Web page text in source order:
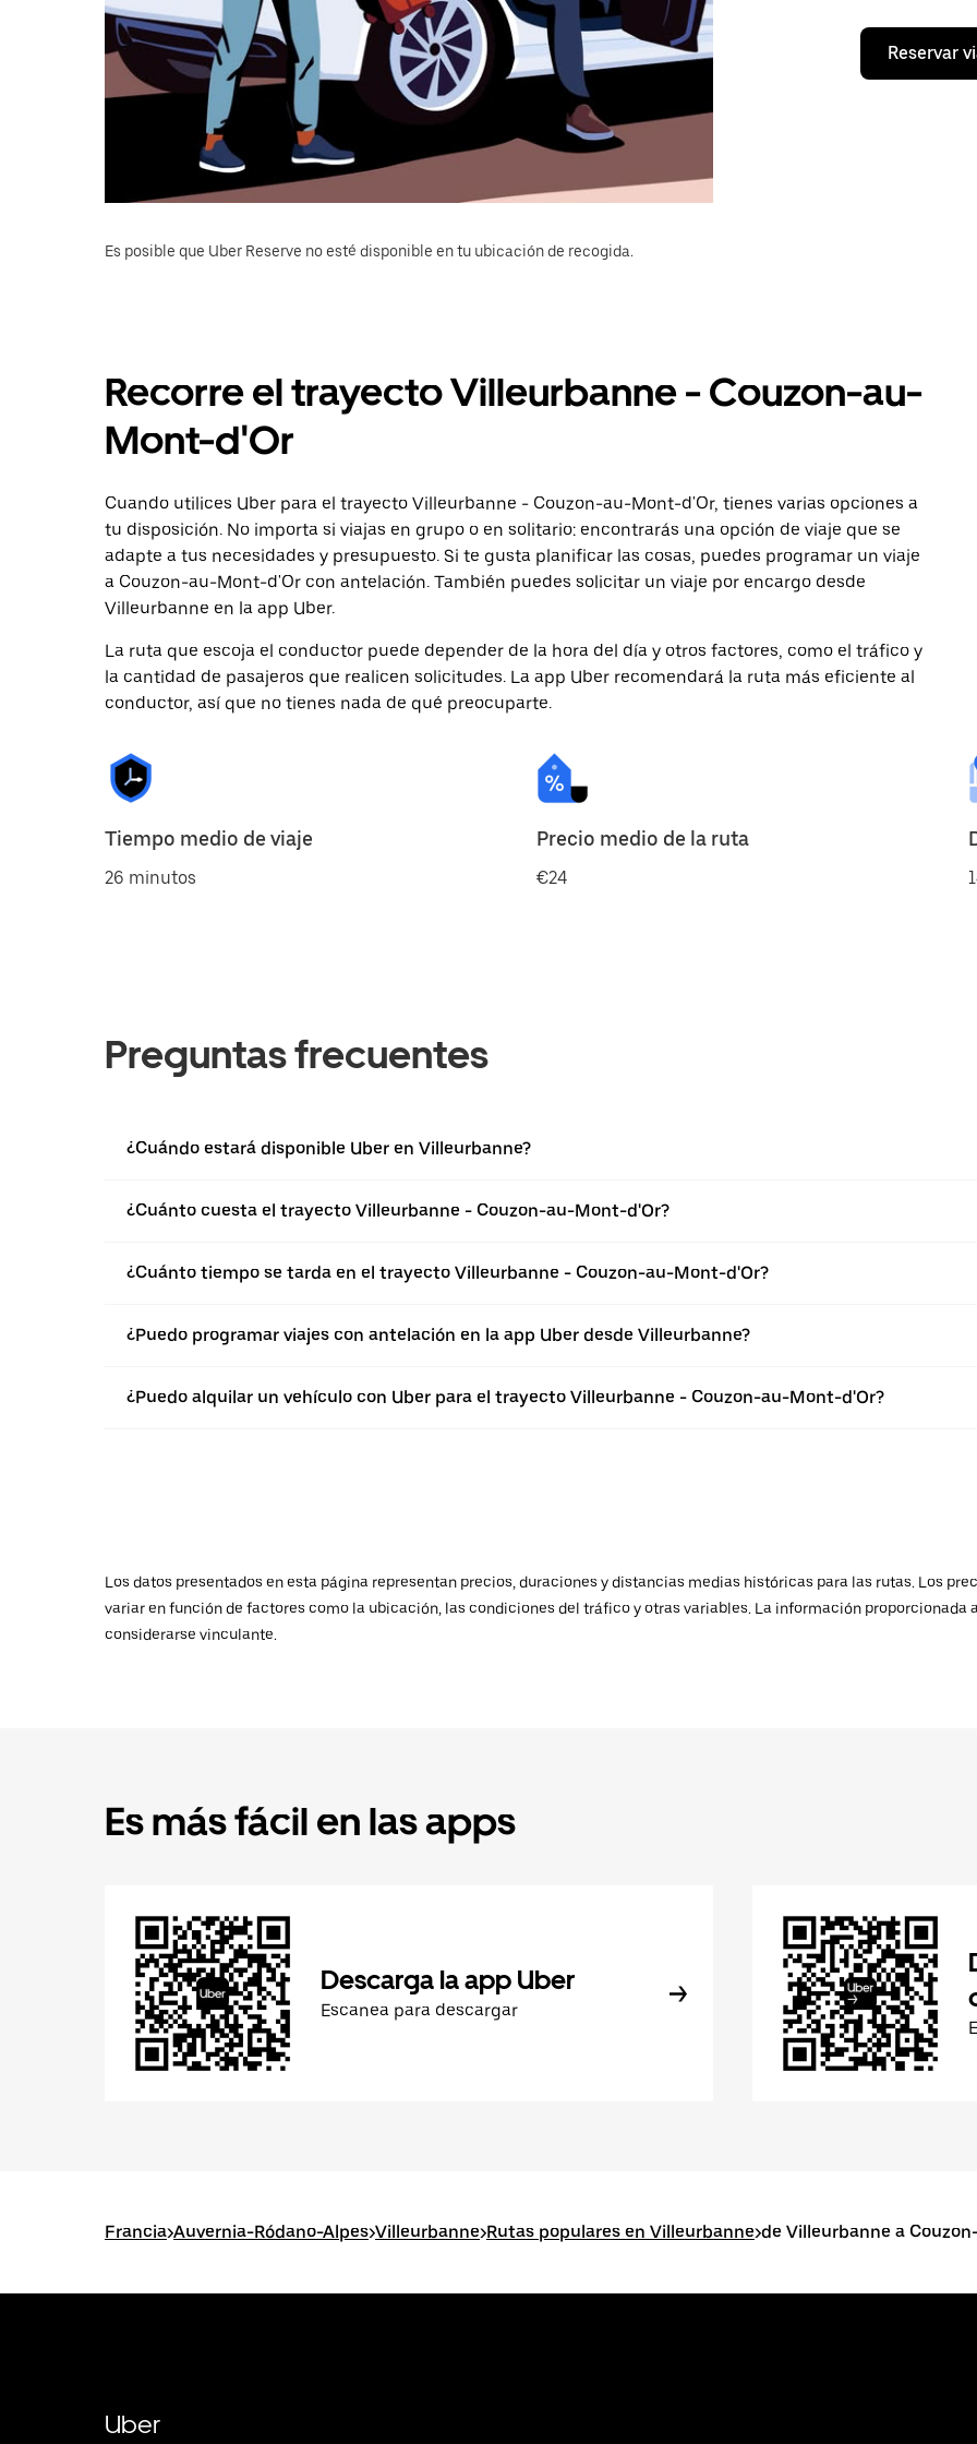
Reservar
Es posible que Uber Reserve no esté disponible en tu ubicación de recogida.
Recorre el trayecto Villeurbanne - Couzon-au-
Mont-d'Or
Cuando utilices Uber para el trayecto Villeurbanne - Couzon-au-Mont-d'Or, tienes varias opciones a
tu disposición. No importa si viajas en grupo o en solitario: encontrarás una opción de viaje que se
adapte a tus necesidades y presupuesto. Si te gusta planificar las cosas, puedes programar un viaje
a Couzon-au-Mont-d'Or con antelación. También puedes solicitar un viaje por encargo desde
Villeurbanne en la app Uber.
La ruta que escoja el conductor puede depender de la hora del día y otros factores, como el tráfico y
la cantidad de pasajeros que realicen solicitudes. La app Uber recomendará la ruta más eficiente al
conductor, así que no tienes nada de qué preocuparte.
Tiempo medio de viaje
26 minutos
Precio medio de la ruta
€24
Preguntas frecuentes
¿Cuándo estará disponible Uber en Villeurbanne?
¿Cuánto cuesta el trayecto Villeurbanne - Couzon-au-Mont-d'Or?
¿Cuánto tiempo se tarda en el trayecto Villeurbanne - Couzon-au-Mont-d'Or?
¿Puedo programar viajes con antelación en la app Uber desde Villeurbanne?
¿Puedo alquilar un vehículo con Uber para el trayecto Villeurbanne - Couzon-au-Mont-d'Or?
Los datos presentados en esta página representan precios, duraciones y distancias medias históricas para las rutas. Los
variar en función de factores como la ubicación, las condiciones del tráfico y otras variables. La información proporcionada
considerarse vinculante.
Es más fácil en las apps
Descarga la app Uber
Escanea para descargar
Francia>Auvernia-Ródano-Alpes>Villeurbanne>Rutas populares en Villeurbanne>de Villeurbanne a
Uber